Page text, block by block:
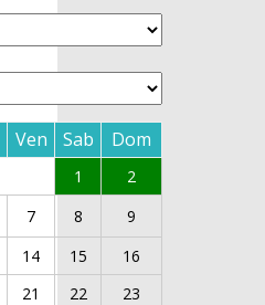
Ven Sab Dom
1
2
7 8
9
14 15
16
21 22
23